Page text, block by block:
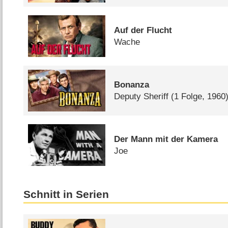
Auf der Flucht
Wache
Bonanza
Deputy Sheriff (1 Folge,
Der Mann mit der Kamera
Joe
Schnitt in Serien